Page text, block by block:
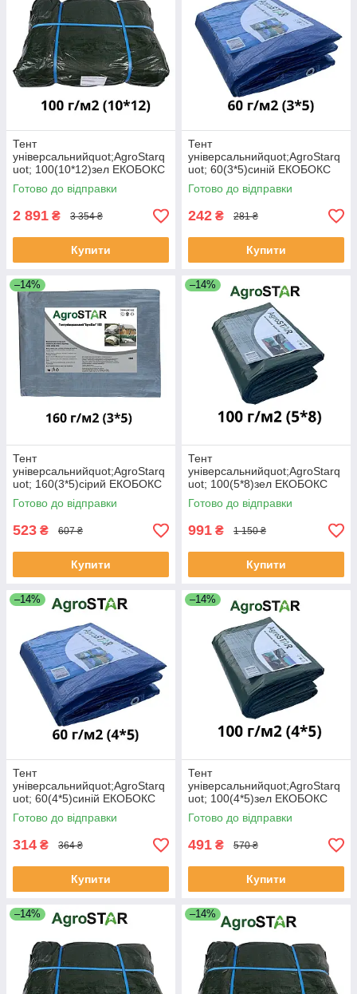
Тент
універсальнийquot;AgroStarq
uot; 100(10*12)зел ЕКОБОКС
Готово до відправки
2 891 ₴ 3 354 ₴
Купити
Тент
універсальнийquot;AgroStarq
uot; 60(3*5)синій ЕКОБОКС
Готово до відправки
242 ₴ 281 ₴
Купити
–14%
Тент
універсальнийquot;AgroStarq
uot; 160(3*5)сірий ЕКОБОКС
Готово до відправки
523 ₴ 607 ₴
Купити
–14%
Тент
універсальнийquot;AgroStarq
uot; 100(5*8)зел ЕКОБОКС
Готово до відправки
991 ₴ 1 150 ₴
Купити
–14%
Тент
універсальнийquot;AgroStarq
uot; 60(4*5)синій ЕКОБОКС
Готово до відправки
314 ₴ 364 ₴
Купити
–14%
Тент
універсальнийquot;AgroStarq
uot; 100(4*5)зел ЕКОБОКС
Готово до відправки
491 ₴ 570 ₴
Купити
–14% –14%